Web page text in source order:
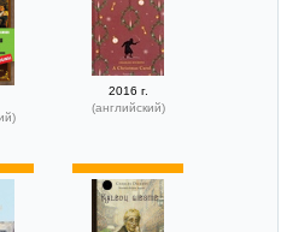
2016 г.
(английский)